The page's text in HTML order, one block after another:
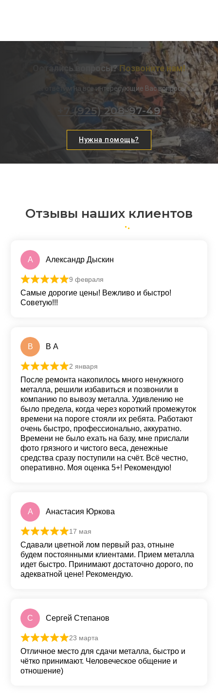
Остались вопросы? Позвоните нам!
Мы ответим на все интересующие Вас вопросы
+7 (925) 208-97-49
Нужна помощь?
Отзывы наших клиентов
А Александр Дыскин
Оценка 5из 5
9 февраля
Самые дорогие цены! Вежливо и быстро!
Советую!!!
В В А
Оценка из 5
2 января
После ремонта накопилось много ненужного
металла, решили избавиться и позвонили в
компанию по вывозу металла. Удивлению не
было предела, когда через короткий промежуток
времени на пороге стояли их ребята. Работают
очень быстро, профессионально, аккуратно.
Времени не было ехать на базу, мне прислали
фото грязного и чистого веса, денежные
средства сразу поступили на счёт. Всё честно,
оперативно. Моя оценка 5+! Рекомендую!
А Анастасия Юркова
Оценка
17 мая
Сдавали цветной лом первый раз, отныне
будем постоянными клиентами. Прием металла
идет быстро. Принимают достаточно дорого, по
адекватной цене! Рекомендую.
С Сергей Степанов
Оценка из 5
23 марта
Отличное место для сдачи металла, быстро и
чётко принимают. Человеческое общение и
отношение)